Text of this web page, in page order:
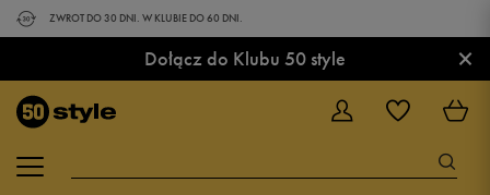
ZWROT DO 30 DNI. W KLUBIE DO 60 DNI.
Dołącz do Klubu 50 style ×